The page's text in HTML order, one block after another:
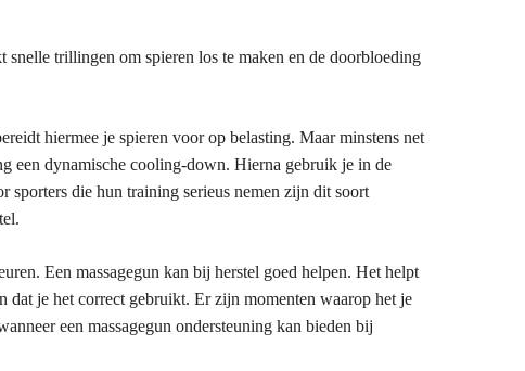
snelle trillingen om spieren los te maken en de doorbloeding
hiermee je spieren voor op belasting. Maar minstens net
een dynamische cooling-down. Hierna gebruik je in de
sporters die hun training serieus nemen zijn dit soort
Een massagegun kan bij herstel goed helpen. Het helpt
dat je het correct gebruikt. Er zijn momenten waarop het je
een massagegun ondersteuning kan bieden bij